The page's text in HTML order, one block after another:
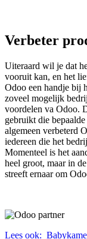
Verbeter
Uiteraard wil je dat
vooruit kan, en het
Odoo een handje bij
zoveel mogelijk
voordelen va Odoo.
gebruikt die
algemeen verbeterd
iedereen die het
Momenteel is het
heel groot, maar in
streeft ernaar om
Lees ook: